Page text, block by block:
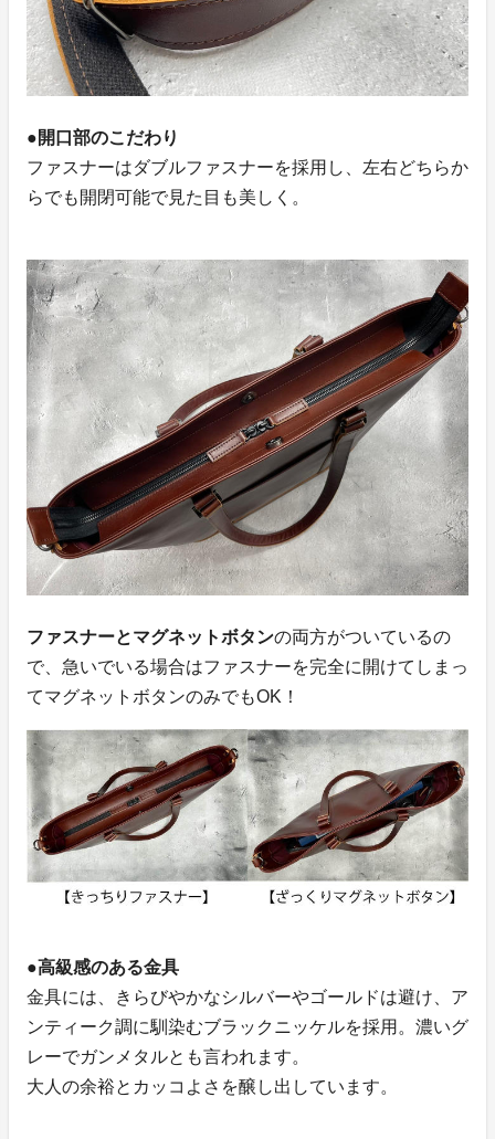
●開口部のこだわり
ファスナーはダブルファスナーを採用し、左右どちらか
らでも開閉可能で見た目も美しく。
ファスナーとマグネットボタンの両方がついているの
で、急いでいる場合はファスナーを完全に開けてしまっ
てマグネットボタンのみでもOK！
●高級感のある金具
金具には、きらびやかなシルバーやゴールドは避け、ア
ンティーク調に馴染むブラックニッケルを採用。濃いグ
レーでガンメタルとも言われます。
大人の余裕とカッコよさを醸し出しています。